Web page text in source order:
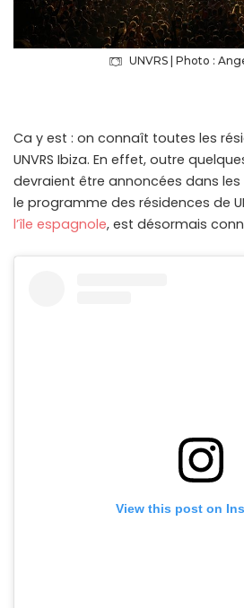
UNVRS | Photo :
Ca y est : on connaît toutes les
UNVRS Ibiza. En effet, outre
devraient être annoncées dans
le programme des résidences de
l’île espagnole, est désormais
View this post on